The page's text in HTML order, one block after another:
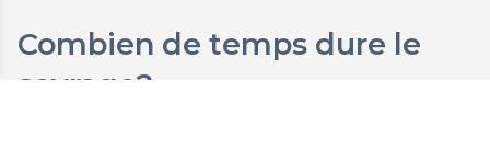
Combien de temps dure le
sevrage?